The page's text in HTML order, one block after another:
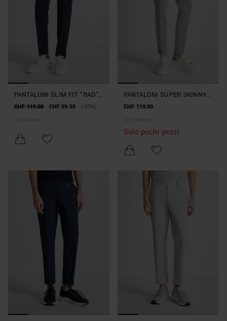
PANTALONI SLIM FIT "RAD"
IN TESSUTO TECNICO
CHF 119.00 CHF 59.50
(-50%)
+
Colore/i
PANTALONI SUPER SKINNY
FIT "ASHE" IN MISTO
CHF 119.00
+ 3 Colore/i
Solo pochi pezzi